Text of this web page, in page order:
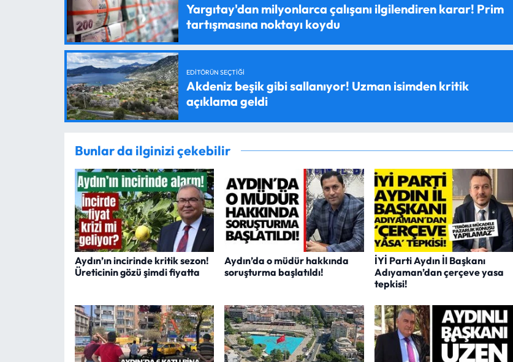
Yargıtay'dan milyonlarca çalışanı ilgilendiren karar! Prim
tartışmasına noktayı koydu
EDITÖRÜN SEÇTIĞI
Akdeniz beşik gibi sallanıyor! Uzman isimden kritik
açıklama geldi
Bunlar da ilginizi çekebilir
Aydın’ın incirinde kritik sezon!
Üreticinin gözü şimdi fiyatta
Aydın’da o müdür hakkında
soruşturma başlatıldı!
İYİ Parti Aydın İl Başkanı
Adıyaman’dan çerçeve yasa
tepkisi!